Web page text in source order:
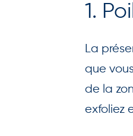
1.
La
que
de la
exfoliez